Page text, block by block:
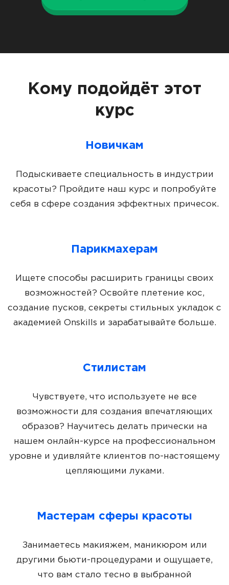
Кому подойдёт этот
курс
Новичкам
Подыскиваете специальность в индустрии
красоты? Пройдите наш курс и попробуйте
себя в сфере создания эффектных причесок.
Парикмахерам
Ищете способы расширить границы своих
возможностей? Освойте плетение кос,
создание пусков, секреты стильных укладок с
академией Onskills и зарабатывайте больше.
Стилистам
Чувствуете, что используете не все
возможности для создания впечатляющих
образов? Научитесь делать прически на
нашем онлайн-курсе на профессиональном
уровне и удивляйте клиентов по-настоящему
цепляющими луками.
Мастерам сферы красоты
Занимаетесь макияжем, маникюром или
другими бьюти-процедурами и ощущаете,
что вам стало тесно в выбранной